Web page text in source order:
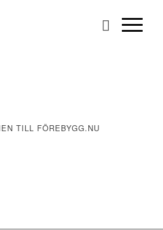
TILL FÖREBYGG.NU